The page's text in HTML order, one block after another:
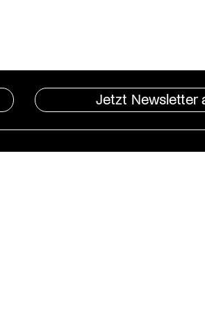
Jetzt Newsletter
Instagram